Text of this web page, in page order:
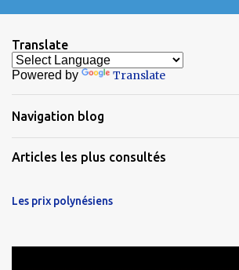
Translate
Powered by Translate
Navigation blog
Articles les plus consultés
Les prix polynésiens